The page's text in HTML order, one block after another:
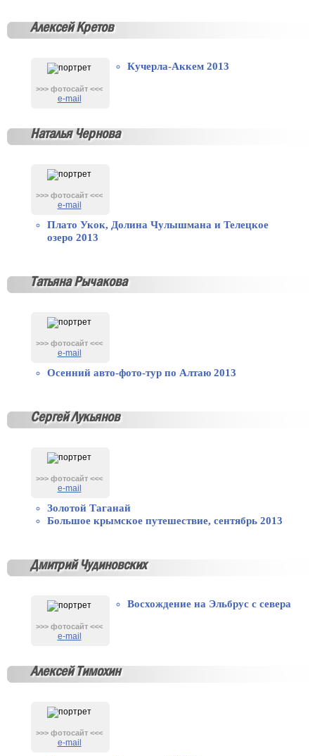
Алексей Кретов
>>> фотосайт <<<
e-mail
Кучерла-Аккем 2013
Наталья Чернова
>>> фотосайт <<<
e-mail
Плато Укок, Долина Чулышмана и Телецкое
озеро 2013
Татьяна Рычакова
>>> фотосайт <<<
e-mail
Осенний авто-фото-тур по Алтаю 2013
Сергей Лукьянов
>>> фотосайт <<<
e-mail
Золотой Таганай
Большое крымское путешествие, сентябрь 2013
Дмитрий Чудиновских
>>> фотосайт <<<
e-mail
Восхождение на Эльбрус с севера
Алексей Тимохин
>>> фотосайт <<<
e-mail